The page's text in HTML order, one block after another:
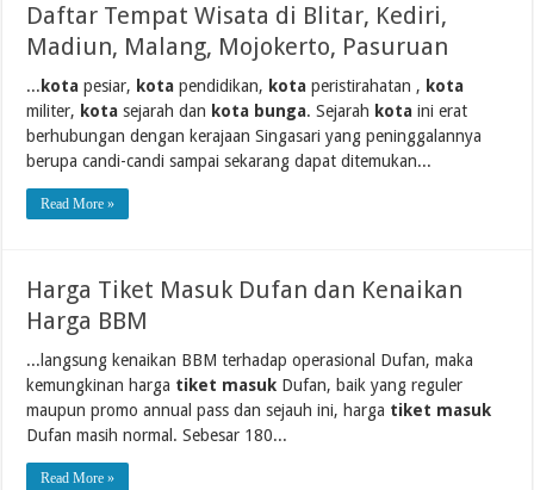
Daftar Tempat Wisata di Blitar, Kediri,
Madiun, Malang, Mojokerto, Pasuruan
... kota pesiar, kota pendidikan, kota peristirahatan , kota
militer, kota sejarah dan kota bunga. Sejarah kota ini erat
berhubungan dengan kerajaan Singasari yang peninggalannya
berupa candi-candi sampai sekarang dapat ditemukan...
Read More »
Harga Tiket Masuk Dufan dan Kenaikan
Harga BBM
...langsung kenaikan BBM terhadap operasional Dufan, maka
kemungkinan harga tiket masuk Dufan, baik yang reguler
maupun promo annual pass dan sejauh ini, harga tiket masuk
Dufan masih normal. Sebesar 180...
Read More »